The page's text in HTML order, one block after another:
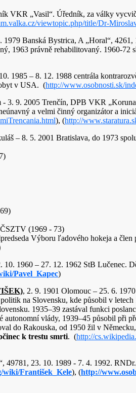
VKR „Vasil“. Úředník, za války
viewtopic.php/title/Dr-
1979 Banská Bystrica, A „Horal“,
1963 právně rehabilitovaný. 1960-
1985 – 8. 12. 1988 centrála
v USA. (http://www.osobnosti.sk/
- 3. 9. 2005 Trenčín, DPB VKR
a velmi činný organizátor a
), (http://
– 8. 5. 2001 Bratislava, do 1973
(1969 - 73)
Výboru ľadového hokeja a
10. 1960 – 27. 12. 1962 StB Lučenec.
Pavel_Kapec)
, 2. 9. 1901 Olomouc – 25. 6.
na Slovensku, kde působil v
1935–39 zastával funkci
autonomní vlády, 1939–45 působil při
do Rakouska, od 1950 žil v
k trestu smrti. (http://
49781, 23. 10. 1989 - 7. 4. 1992.
František_Kele), (http://